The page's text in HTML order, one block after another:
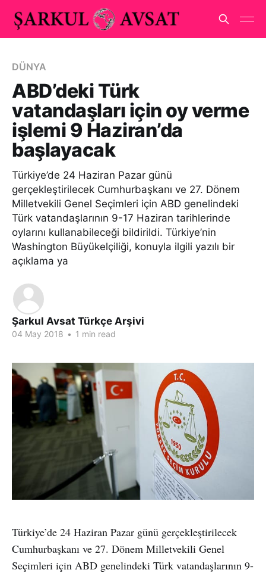
DÜNYA
ABD’deki Türk
vatandaşları için oy verme
işlemi 9 Haziran’da
başlayacak
Türkiye’de 24 Haziran Pazar günü
gerçekleştirilecek Cumhurbaşkanı ve 27. Dönem
Milletvekili Genel Seçimleri için ABD genelindeki
Türk vatandaşlarının 9-17 Haziran tarihlerinde
oylarını kullanabileceği bildirildi. Türkiye’nin
Washington Büyükelçiliği, konuyla ilgili yazılı bir
açıklama ya
Şarkul Avsat Türkçe Arşivi
04 May 2018 • 1 min read
Türkiye’de 24 Haziran Pazar günü gerçekleştirilecek
Cumhurbaşkanı ve 27. Dönem Milletvekili Genel
Seçimleri için ABD genelindeki Türk vatandaşlarının 9-